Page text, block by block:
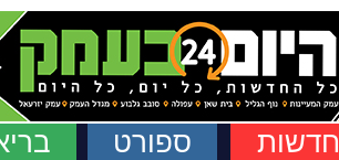
חדשות ספורט